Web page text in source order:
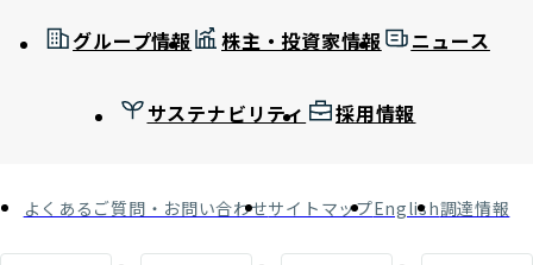
グループ情報 株主・投資家情報 ニュース
サステナビリティ 採用情報
よくあるご質問・お問い合わせサイトマップEnglish調達情報